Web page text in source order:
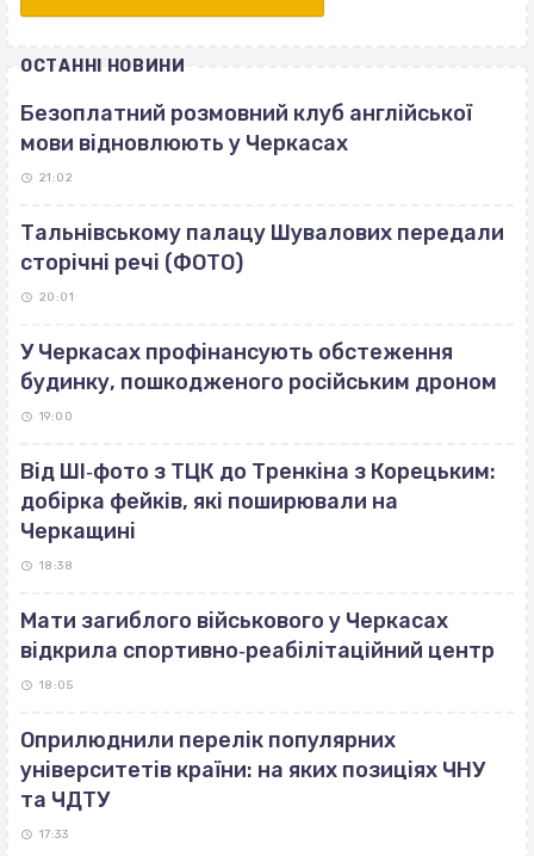
ОСТАННІ НОВИНИ
Безоплатний розмовний клуб англійської
мови відновлюють у Черкасах
21:02
Тальнівському палацу Шувалових передали
сторічні речі (ФОТО)
20:01
У Черкасах профінансують обстеження
будинку, пошкодженого російським дроном
19:00
Від ШІ‐фото з ТЦК до Тренкіна з Корецьким:
добірка фейків, які поширювали на
Черкащині
18:38
Мати загиблого військового у Черкасах
відкрила спортивно‐реабілітаційний центр
18:05
Оприлюднили перелік популярних
університетів країни: на яких позиціях ЧНУ
та ЧДТУ
17:33